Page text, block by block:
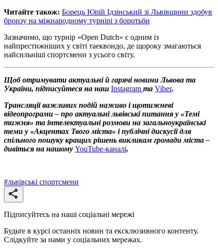
Читайте також: Борець Юрій Ідзінський зі Львівщини здобув
бронзу на міжнародному турнірі з боротьби
Зазначимо, що турнір «Open Dutch» є одним із
найпрестижніших у світі таеквондо, де щороку змагаються
найсильніші спортсмени з усього світу.
Щоб отримувати актуальні й гарячі новини Львова та
України, підписуйтеся на наш Instagram та Viber.
Трансляції важливих подій наживо і щотижневі
відеопрограми – про актуальні львівські питання у «Темі
тижня» та інтелектуальні розмови на загальноукраїнські
теми у «Акцентах Твого міста» і публічні дискусії для
спільного пошуку кращих рішень викликам громади міста –
дивіться на нашому YouTube-каналі.
#львівські спортсмени
Підписуйтесь на наші соціальні мережі
Будьте в курсі останніх новин та ексклюзивного контенту.
Слідкуйте за нами у соціальних мережах.